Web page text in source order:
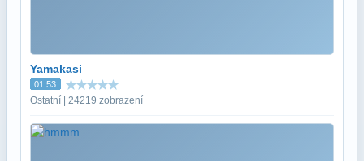
Yamakasi
01:53
Ostatní | 24219 zobrazení